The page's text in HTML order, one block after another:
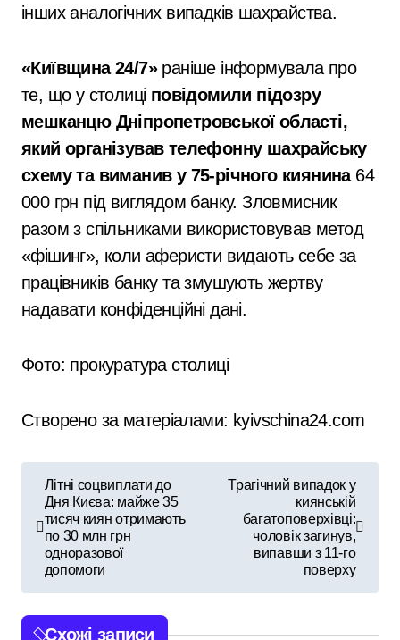
інших аналогічних випадків шахрайства.
«Київщина 24/7»раніше інформувала про
те, що у столиці повідомили підозру
мешканцю Дніпропетровської області,
який організував телефонну шахрайську
схему та виманив у 75-річного киянина64
000 грн під виглядом банку. Зловмисник
разом з спільниками використовував метод
«фішинг», коли аферисти видають себе за
працівників банку та змушують жертву
надавати конфіденційні дані.
Фото: прокуратура столиці
Створено за матеріалами: kyivschina24.com
і
г
Літні соцвиплати до
Дня Києва: майже 35
тисяч киян отримають
по 30 млн грн
одноразової
допомоги
Трагічний випадок у
киянській
багатоповерхівці:
чоловік загинув,
випавши з 11-го
поверху
Схожі записи